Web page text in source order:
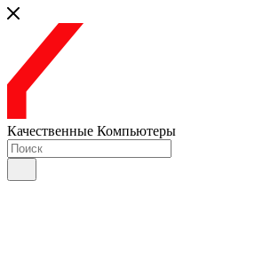
Качественные Компьютеры